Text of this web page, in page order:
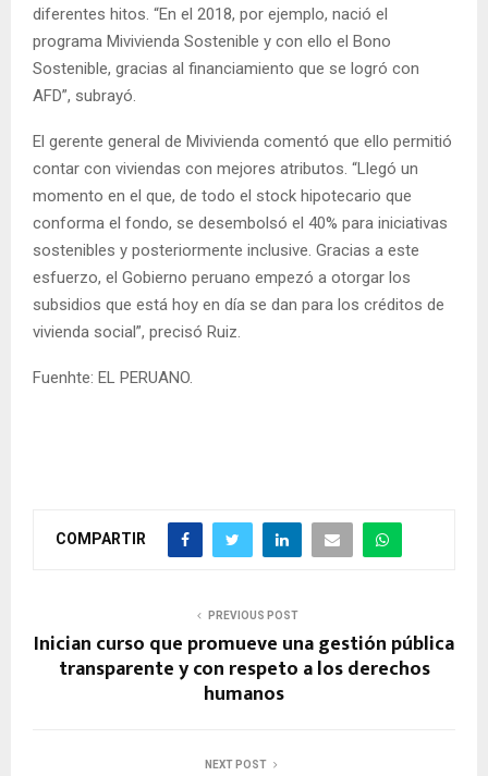
diferentes hitos. “En el 2018, por ejemplo, nació el
programa Mivivienda Sostenible y con ello el Bono
Sostenible, gracias al financiamiento que se logró con
AFD”, subrayó.
El gerente general de Mivivienda comentó que ello permitió
contar con viviendas con mejores atributos. “Llegó un
momento en el que, de todo el stock hipotecario que
conforma el fondo, se desembolsó el 40% para iniciativas
sostenibles y posteriormente inclusive. Gracias a este
esfuerzo, el Gobierno peruano empezó a otorgar los
subsidios que está hoy en día se dan para los créditos de
vivienda social”, precisó Ruiz.
Fuenhte: EL PERUANO.
COMPARTIR
PREVIOUS POST
Inician curso que promueve una gestión pública
transparente y con respeto a los derechos
humanos
NEXT POST